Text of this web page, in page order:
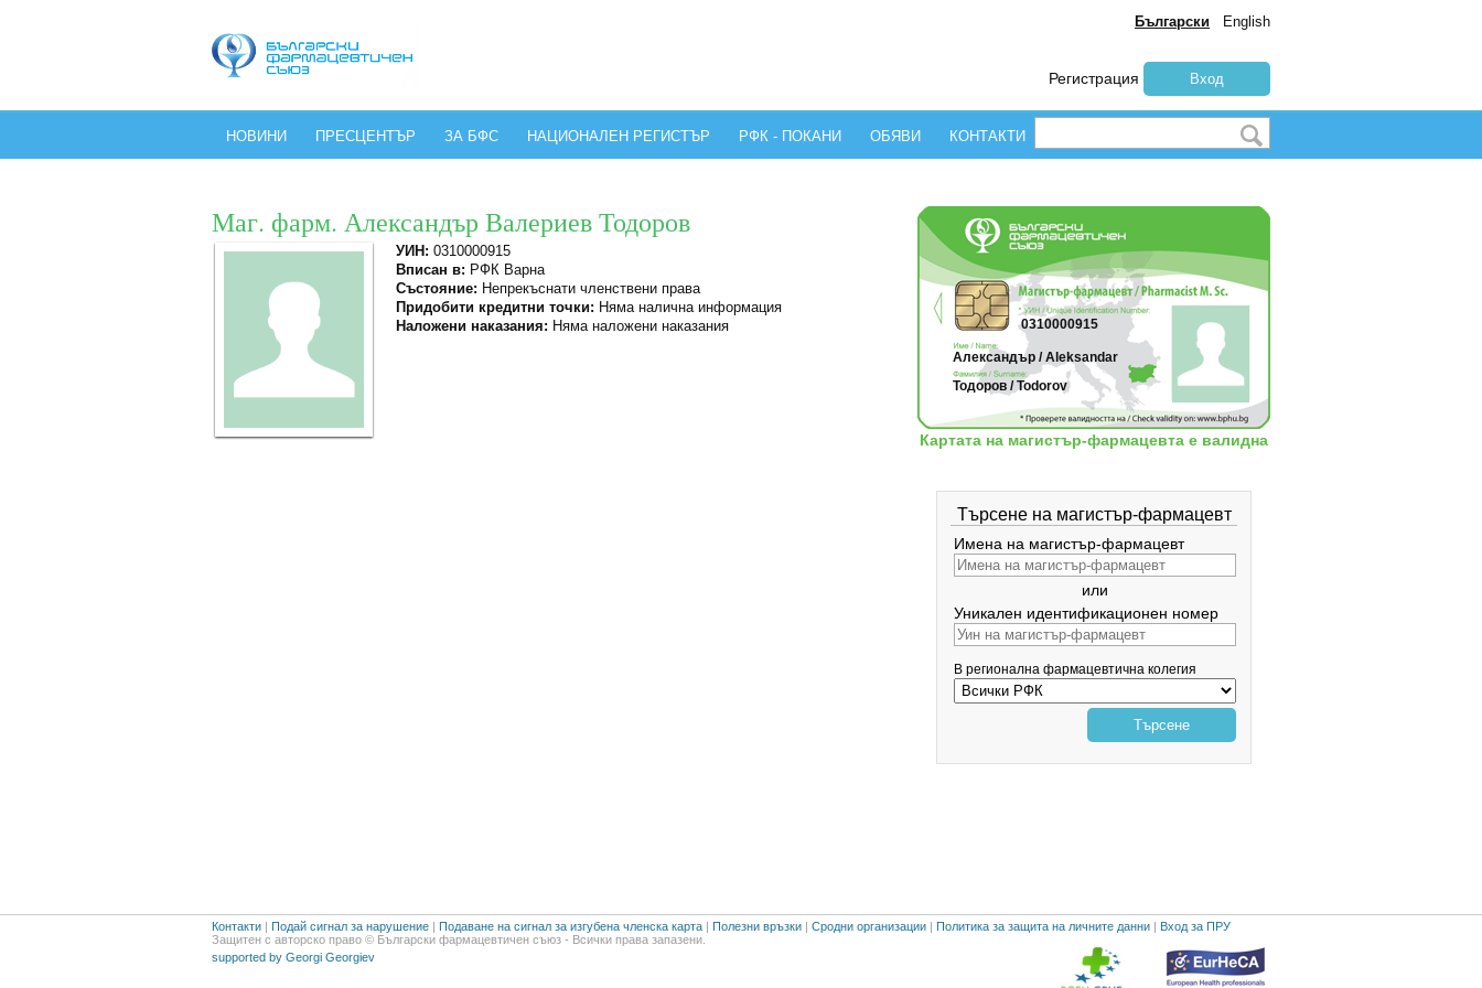
Български English
Регистрация Вход
НОВИНИ ПРЕСЦЕНТЪР ЗА БФС НАЦИОНАЛЕН РЕГИСТЪР РФК - ПОКАНИ ОБЯВИ КОНТАКТИ
Маг. фарм. Александър Валериев Тодоров
УИН: 0310000915
Вписан в: РФК Варна
Състояние: Непрекъснати членствени права
Придобити кредитни точки: Няма налична информация
Наложени наказания: Няма наложени наказания 0310000915
Александър / Aleksandar
Тодоров / Todorov
Картата на магистър-фармацевта е валидна
Търсене на магистър-фармацевт
Имена на магистър-фармацевт
или
Уникален идентификационен номер
В регионална фармацевтична колегия
Търсене
Контакти | Подай сигнал за нарушение | Подаване на сигнал за изгубена членска карта | Полезни връзки | Сродни организации | Политика за защита на личните данни | Вход за ПРУ
Защитен с авторско право © Български фармацевтичен съюз - Всички права запазени.
supported by Georgi Georgiev